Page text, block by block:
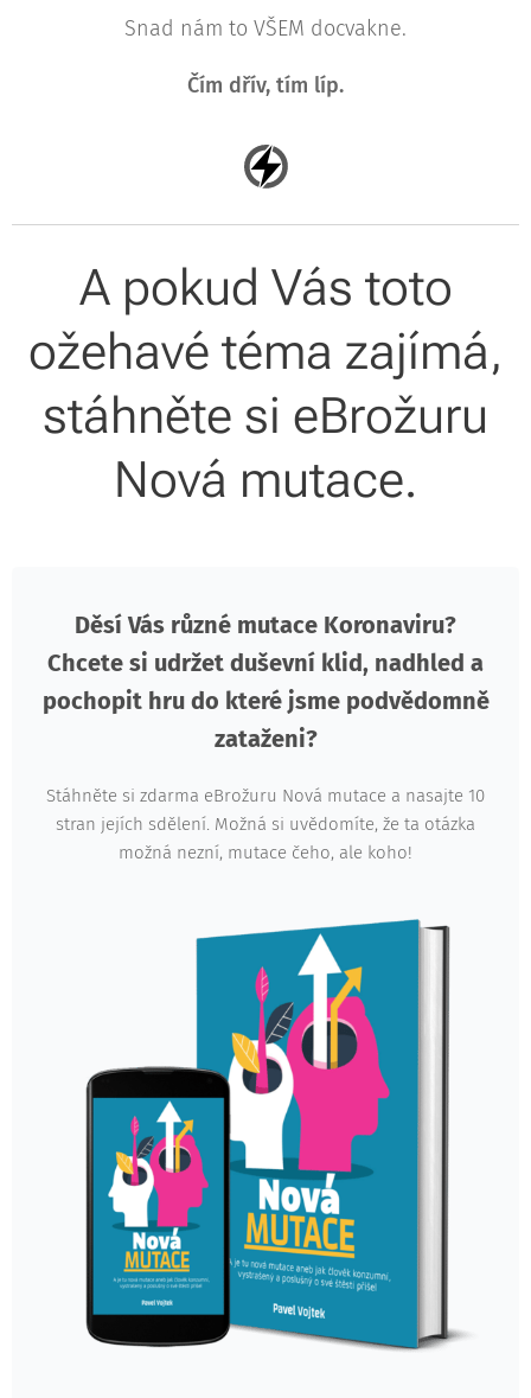
Snad nám to VŠEM docvakne.
Čím dřív, tím líp.
A pokud Vás toto
ožehavé téma zajímá,
stáhněte si eBrožuru
Nová mutace.
Děsí Vás různé mutace Koronaviru?
Chcete si udržet duševní klid, nadhled a
pochopit hru do které jsme podvědomně
zataženi?
Stáhněte si zdarma eBrožuru Nová mutace a nasajte 10
stran jejích sdělení. Možná si uvědomíte, že ta otázka
možná nezní, mutace čeho, ale koho!